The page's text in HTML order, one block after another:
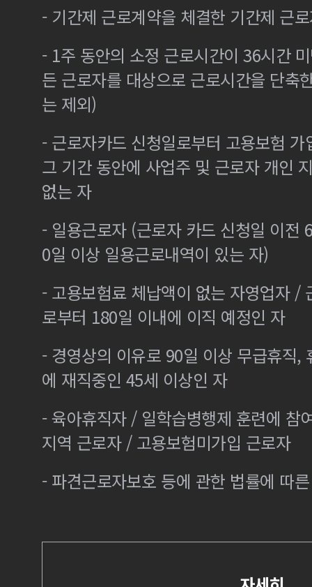
- 기간제 근로계약을 체결한 기간제 근
- 1주 동안의 소정 근로시간이 36시간
든 근로자를 대상으로 근로시간을 단축
는 제외)
- 근로자카드 신청일로부터 고용보험
그 기간 동안에 사업주 및 근로자 개인
없는 자
- 일용근로자 (근로자 카드 신청일 이전
0일 이상 일용근로내역이 있는 자)
- 고용보험료 체납액이 없는 자영업자 /
로부터 180일 이내에 이직 예정인 자
- 경영상의 이유로 90일 이상 무급휴직,
에 재직중인 45세 이상인 자
- 육아휴직자 / 일학습병행제 훈련에 참
지역 근로자 / 고용보험미가입 근로자
- 파견근로자보호 등에 관한 법률에 따